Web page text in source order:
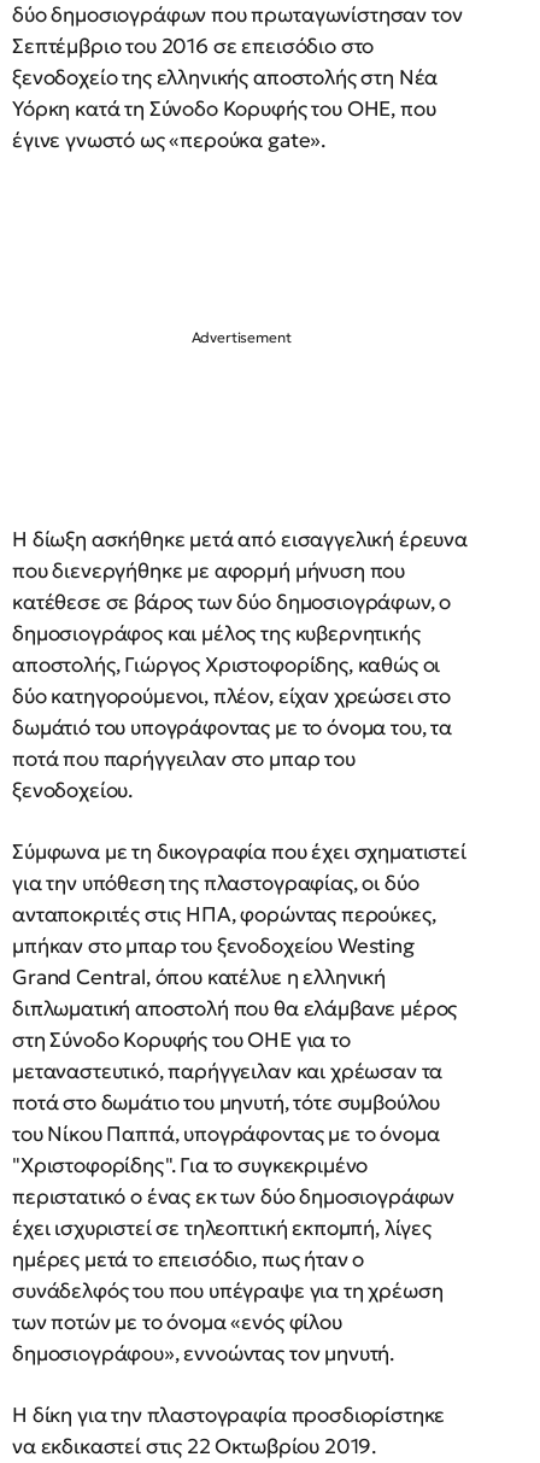
δύο δημοσιογράφων που πρωταγωνίστησαν τον
Σεπτέμβριο του 2016 σε επεισόδιο στο
ξενοδοχείο της ελληνικής αποστολής στη Νέα
Υόρκη κατά τη Σύνοδο Κορυφής του ΟΗΕ, που
έγινε γνωστό ως «περούκα gate».
Η δίωξη ασκήθηκε μετά από εισαγγελική έρευνα
που διενεργήθηκε με αφορμή μήνυση που
κατέθεσε σε βάρος των δύο δημοσιογράφων, ο
δημοσιογράφος και μέλος της κυβερνητικής
αποστολής, Γιώργος Χριστοφορίδης, καθώς οι
δύο κατηγορούμενοι, πλέον, είχαν χρεώσει στο
δωμάτιό του υπογράφοντας με το όνομα του, τα
ποτά που παρήγγειλαν στο μπαρ του
ξενοδοχείου.
Σύμφωνα με τη δικογραφία που έχει σχηματιστεί
για την υπόθεση της πλαστογραφίας, οι δύο
ανταποκριτές στις ΗΠΑ, φορώντας περούκες,
μπήκαν στο μπαρ του ξενοδοχείου Westing
Grand Central, όπου κατέλυε η ελληνική
διπλωματική αποστολή που θα ελάμβανε μέρος
στη Σύνοδο Κορυφής του ΟΗΕ για το
μεταναστευτικό, παρήγγειλαν και χρέωσαν τα
ποτά στο δωμάτιο του μηνυτή, τότε συμβούλου
του Νίκου Παππά, υπογράφοντας με το όνομα
"Χριστοφορίδης". Για το συγκεκριμένο
περιστατικό ο ένας εκ των δύο δημοσιογράφων
έχει ισχυριστεί σε τηλεοπτική εκπομπή, λίγες
ημέρες μετά το επεισόδιο, πως ήταν ο
συνάδελφός του που υπέγραψε για τη χρέωση
των ποτών με το όνομα «ενός φίλου
δημοσιογράφου», εννοώντας τον μηνυτή.
Η δίκη για την πλαστογραφία προσδιορίστηκε
να εκδικαστεί στις 22 Οκτωβρίου 2019.